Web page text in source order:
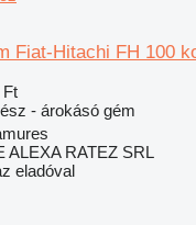
Fiat-Hitachi FH 100
Ft
- árokásó gém
ALEXA RATEZ SRL
eladóval